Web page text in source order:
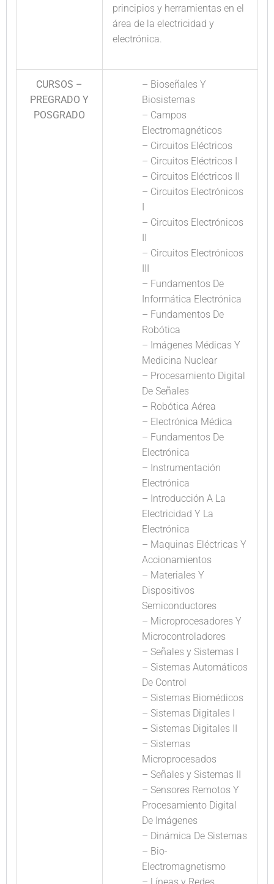
principios y herramientas en el
área de la electricidad y
electrónica.
CURSOS –
PREGRADO Y
POSGRADO
– Bioseñales Y
Biosistemas
– Campos
Electromagnéticos
– Circuitos Eléctricos
– Circuitos Eléctricos I
– Circuitos Eléctricos II
– Circuitos Electrónicos
– Circuitos Electrónicos
– Circuitos Electrónicos
– Fundamentos De
Informática Electrónica
– Fundamentos De
Robótica
– Imágenes Médicas Y
Medicina Nuclear
– Procesamiento Digital
De Señales
– Robótica Aérea
– Electrónica Médica
– Fundamentos De
Electrónica
– Instrumentación
Electrónica
– Introducción A La
Electricidad Y La
Electrónica
– Maquinas Eléctricas Y
Accionamientos
– Materiales Y
Dispositivos
Semiconductores
– Microprocesadores Y
Microcontroladores
– Señales y Sistemas I
– Sistemas Automáticos
De Control
– Sistemas Biomédicos
– Sistemas Digitales I
– Sistemas Digitales II
– Sistemas
Microprocesados
– Señales y Sistemas II
– Sensores Remotos Y
Procesamiento Digital
De Imágenes
– Dinámica De Sistemas
– Bio-
Electromagnetismo